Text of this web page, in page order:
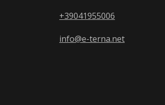
+39041955006
info@e-terna.net